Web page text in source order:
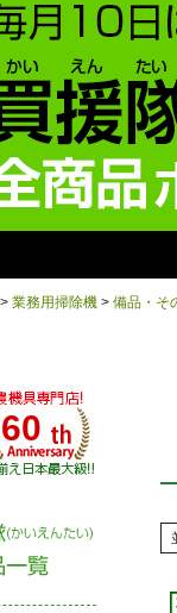
業務用掃除機 備品・そ
60